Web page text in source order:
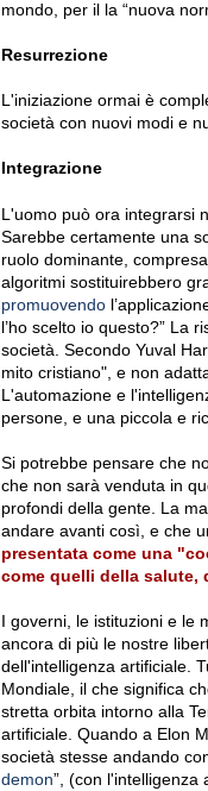
mondo, per il la “nuova
Resurrezione
L'iniziazione ormai è
società con nuovi modi e
Integrazione
L'uomo può ora integrarsi
Sarebbe certamente una
ruolo dominante,
algoritmi sostituirebbero
promuovendo
l’ho scelto io questo?” La
società. Secondo Yuval
mito cristiano", e non
L'automazione e
persone, e una piccola e
Si potrebbe pensare che
che non sarà venduta in
profondi della gente. La
andare avanti così, e che
presentata come una
come quelli della salute,
I governi, le istituzioni e le
ancora di più le nostre
dell'intelligenza artificiale.
Mondiale, il che significa
stretta orbita intorno alla
artificiale. Quando a Elon
società stesse andando
demon”, (con l'intelligenza